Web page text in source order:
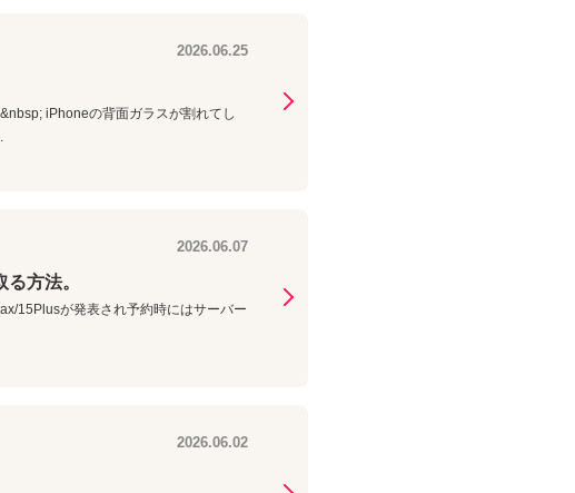
2026.06.25
iPhoneの背面ガラスが割れてし
2026.06.07
方法。
15Plusが発表され予約時にはサーバー
2026.06.02